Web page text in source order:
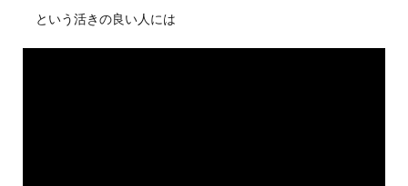
という活きの良い人には